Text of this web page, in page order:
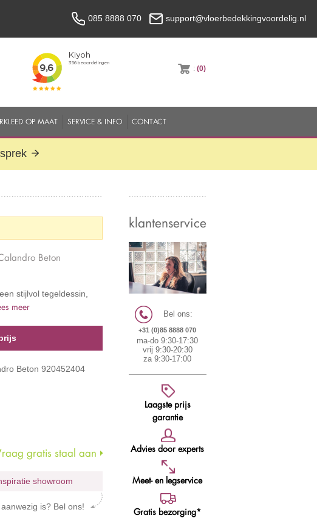
085 8888 070 support@vloerbedekkingvoordelig.nl
:(0)
OP MAAT SERVICE & INFO CONTACT
Beton
stijlvol tegeldessin,
meer
Beton 920452404
gratis staal aan
showroom
is? Bel ons!
klantenservice
Bel ons:
+31 (0)85 8888 070
ma-do 9:30-17:30
vrij 9:30-20:30
za 9:30-17:00
Laagste prijs
garantie
Advies door experts
Meet- en legservice
Gratis bezorging*